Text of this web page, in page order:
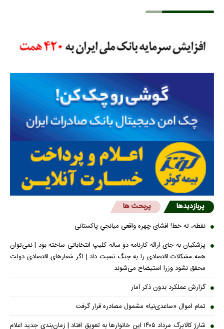
پربازدیدها پربحث ها
نقطه، ته خط! افشای چهره واقعی میانجیِ پاکستانی
پزشکیان به جای ارائه کارنامه دو ساله کلیپ انتخاباتی ساخته بود | نمی‌توان
همه مشکلات اقتصادی را به جنگ نسبت داد | اگر شعار‌های اقتصادی دولت
محقق نشود وزرا استیضاح می‌شوند
گزارش عملکرد بدون ذکر آمار
تمام اموال «ساعدی‌نیا» مشمول مصادره قرار گرفت
شارژ کالابرگ مرداد ۱۴۰۵ این خانوار‌ها به تعویق افتاد | زمان‌بندی جدید اعلام